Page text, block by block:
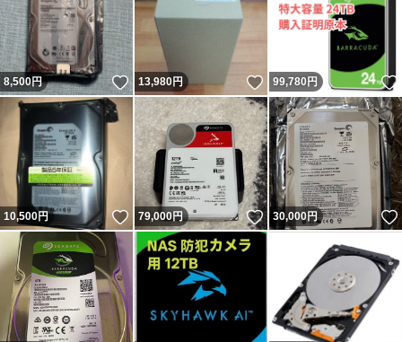
8,500円 いいね！
13,980円 いいね！
99,780 円
10,500円 いいね！
79,000円 いいね！
30,000円